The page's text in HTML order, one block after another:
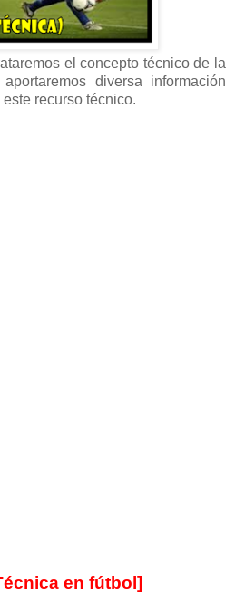
el concepto técnico de la
diversa información
recurso técnico.
en fútbol]